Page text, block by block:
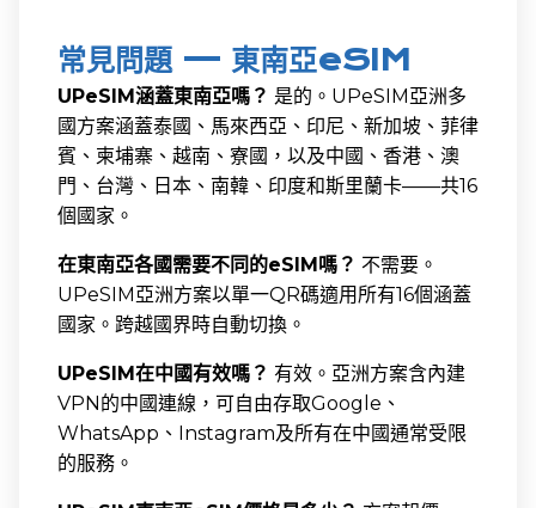
常見問題 — 東南亞eSIM
UPeSIM涵蓋東南亞嗎？ 是的。UPeSIM亞洲多
國方案涵蓋泰國、馬來西亞、印尼、新加坡、菲律
賓、柬埔寨、越南、寮國，以及中國、香港、澳
門、台灣、日本、南韓、印度和斯里蘭卡——共16
個國家。
在東南亞各國需要不同的eSIM嗎？ 不需要。
UPeSIM亞洲方案以單一QR碼適用所有16個涵蓋
國家。跨越國界時自動切換。
UPeSIM在中國有效嗎？ 有效。亞洲方案含內建
VPN的中國連線，可自由存取Google、
WhatsApp、Instagram及所有在中國通常受限
的服務。